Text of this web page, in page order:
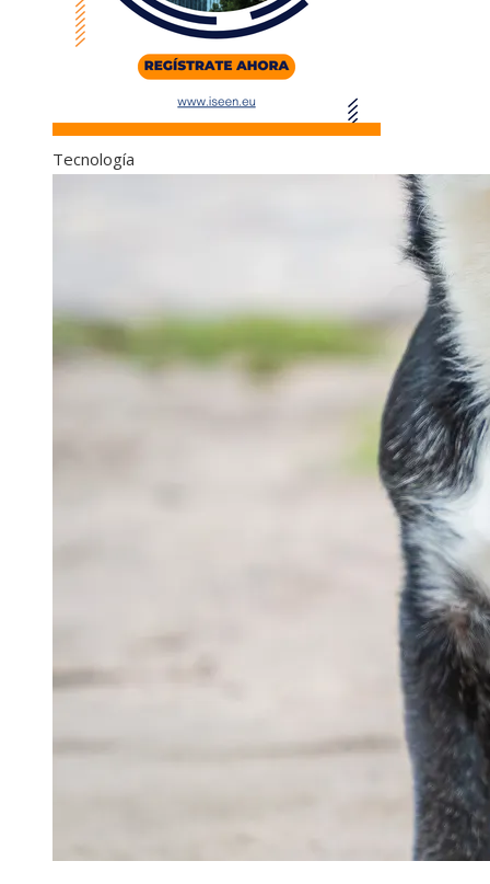
Tecnología